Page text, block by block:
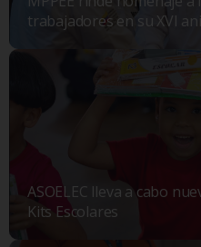
trabajadores en su XVI
ASOELEC lleva a cabo
Kits Escolares